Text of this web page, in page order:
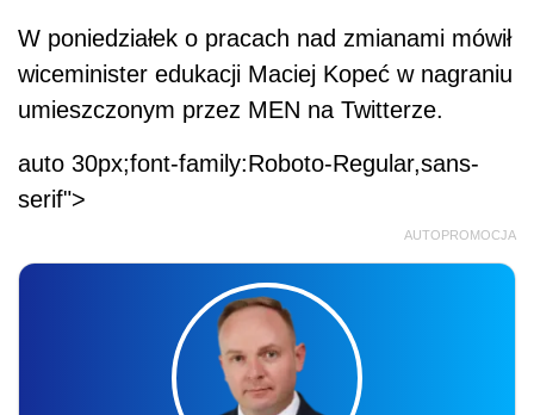
W poniedziałek o pracach nad zmianami mówił
wiceminister edukacji Maciej Kopeć w nagraniu
umieszczonym przez MEN na Twitterze.
auto 30px;font-family:Roboto-Regular,sans-
serif">
AUTOPROMOCJA